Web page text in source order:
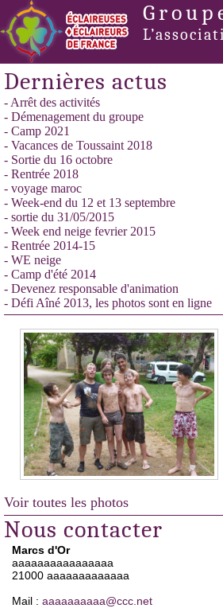
Dernières actus
- Arrêt des activités
- Démenagement du groupe
- Camp 2021
- Vacances de Toussaint 2018
- Sortie du 16 octobre
- Rentrée 2018
- voyage maroc
- Week-end du 12 et 13 septembre
- sortie du 31/05/2015
- Week end neige fevrier 2015
- Rentrée 2014-15
- WE neige
- Camp d'été 2014
- Devenez responsable d'animation
- Défi Aîné 2013, les photos sont en ligne
Voir toutes les photos
Nous contacter
Marcs d'Or
aaaaaaaaaaaaaaaa
21000 aaaaaaaaaaaaa
Mail : aaaaaaaaaa@ccc.net